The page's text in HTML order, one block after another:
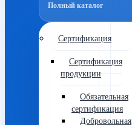
Полный каталог
Сертификация
Сертификация
продукции
Обязательная
сертификация
Добровольная